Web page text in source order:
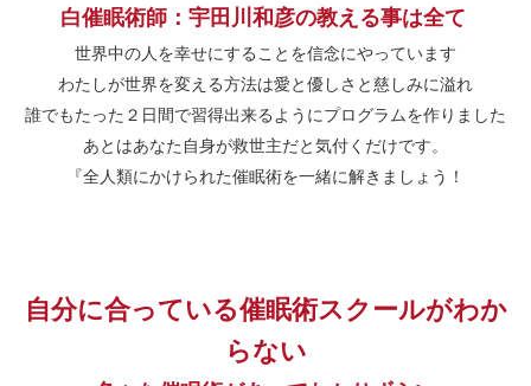
白催眠術師：宇田川和彦の教える事は全て
世界中の人を幸せにすることを信念にやっています
わたしが世界を変える方法は愛と優しさと慈しみに溢れ
誰でもたった２日間で習得出来るようにプログラムを作りました
あとはあなた自身が救世主だと気付くだけです。
『全人類にかけられた催眠術を一緒に解きましょう！
自分に合っている催眠術スクールがわか
らない